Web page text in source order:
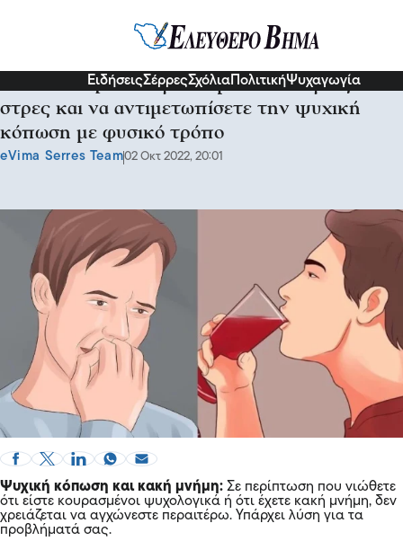
ΕιδήσειςΣέρρεςΣχόλια ΠολιτικήΨυχαγωγία
Σπιτική θεραπεία για να μειώσετε άγχος και
στρες και να αντιμετωπίσετε την ψυχική
κόπωση με φυσικό τρόπο
eVima Serres Team02 Οκτ 2022, 20:01
Ψυχική κόπωση και κακή μνήμη: Σε περίπτωση που νιώθετε
ότι είστε κουρασμένοι ψυχολογικά ή ότι έχετε κακή μνήμη, δεν
χρειάζεται να αγχώνεστε περαιτέρω. Υπάρχει λύση για τα
προβλήματά σας.